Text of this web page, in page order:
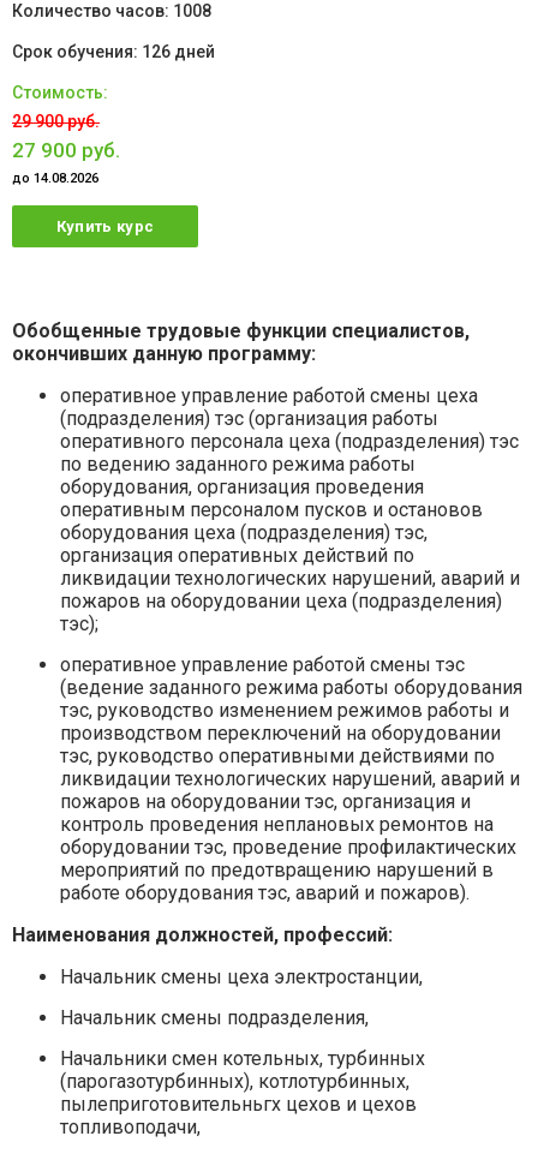
1008
126 дней
29 900 руб.
27 900 руб.
до 14.08.2026
Купить курс
Обобщенные трудовые функции специалистов,
окончивших данную программу:
оперативное управление работой смены цеха
(подразделения) тэс (организация работы
оперативного персонала цеха (подразделения) тэс
по ведению заданного режима работы
оборудования, организация проведения
оперативным персоналом пусков и остановов
оборудования цеха (подразделения) тэс,
организация оперативных действий по
ликвидации технологических нарушений, аварий и
пожаров на оборудовании цеха (подразделения)
тэс);
оперативное управление работой смены тэс
(ведение заданного режима работы оборудования
тэс, руководство изменением режимов работы и
производством переключений на оборудовании
тэс, руководство оперативными действиями по
ликвидации технологических нарушений, аварий и
пожаров на оборудовании тэс, организация и
контроль проведения неплановых ремонтов на
оборудовании тэс, проведение профилактических
мероприятий по предотвращению нарушений в
работе оборудования тэс, аварий и пожаров).
Наименования должностей, профессий:
Начальник смены цеха электростанции,
Начальник смены подразделения,
Начальники смен котельных, турбинных
(парогазотурбинных), котлотурбинных,
пылеприготовительньгх цехов и цехов
топливоподачи,